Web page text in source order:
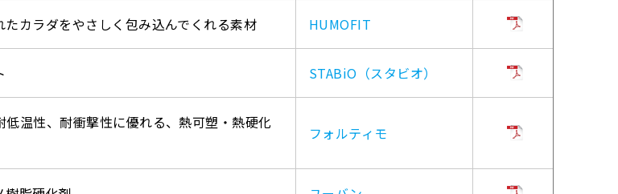
カラダをやさしく包み込んでくれる素材 HUMOFIT
STABiO（スタビオ）
温性、耐衝撃性に優れる、熱可塑・熱硬化
フォルティモ